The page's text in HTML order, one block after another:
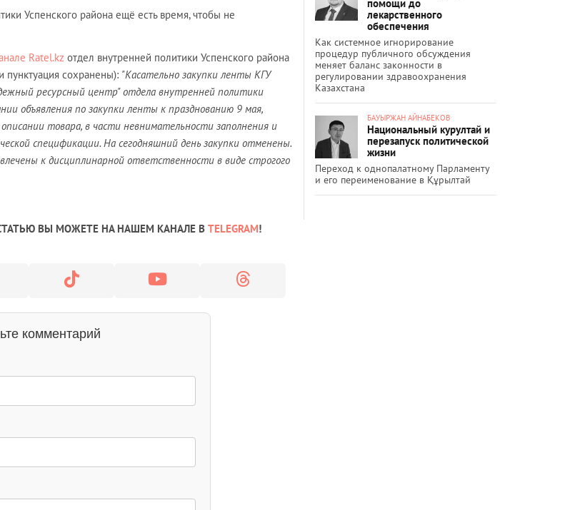
Успенского района ещё есть время, чтобы не
Ratel.kz отдел внутренней политики Успенского района
пунктуация сохранены): "Касательно закупки ленты КГУ
ресурсный центр" отдела внутренней политики
объявления по закупки ленты к празднованию 9 мая,
товара, в части невнимательности заполнения и
спецификации. На сегодняшний день закупки отменены.
к дисциплинарной ответственности в виде строгого
ВЫ МОЖЕТЕ НА НАШЕМ КАНАЛЕ В TELEGRAM!
комментарий
помощи до
лекарственного
обеспечения
Как системное игнорирование
процедур публичного обсуждения
меняет баланс законности в
регулировании здравоохранения
Казахстана
БАУЫРЖАН АЙНАБЕКОВ
Национальный курултай и
перезапуск политической
жизни
Переход к однопалатному Парламенту
и его переименование в Құрылтай